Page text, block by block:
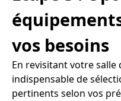
vos besoins
En revisitant votre salle
indispensable de
pertinents selon vos